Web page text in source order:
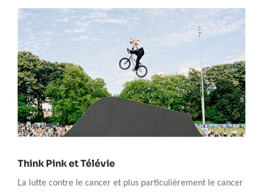
Think Pink et Télévie
La lutte contre le cancer et plus particulièrement le cancer